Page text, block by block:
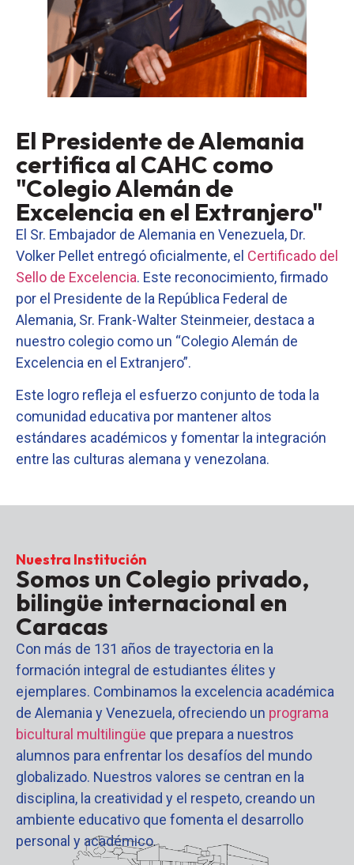
El Presidente de Alemania
certifica al CAHC como
"Colegio Alemán de
Excelencia en el Extranjero"
El Sr. Embajador de Alemania en Venezuela, Dr.
Volker Pellet entregó oficialmente, el Certificado del
Sello de Excelencia. Este reconocimiento, firmado
por el Presidente de la República Federal de
Alemania, Sr. Frank-Walter Steinmeier, destaca a
nuestro colegio como un “Colegio Alemán de
Excelencia en el Extranjero”.
Este logro refleja el esfuerzo conjunto de toda la
comunidad educativa por mantener altos
estándares académicos y fomentar la integración
entre las culturas alemana y venezolana.
Nuestra Institución
Somos un Colegio privado,
bilingüe internacional en
Caracas
Con más de 131 años de trayectoria en la
formación integral de estudiantes élites y
ejemplares. Combinamos la excelencia académica
de Alemania y Venezuela, ofreciendo un programa
bicultural multilingüe que prepara a nuestros
alumnos para enfrentar los desafíos del mundo
globalizado. Nuestros valores se centran en la
disciplina, la creatividad y el respeto, creando un
ambiente educativo que fomenta el desarrollo
personal y académico.